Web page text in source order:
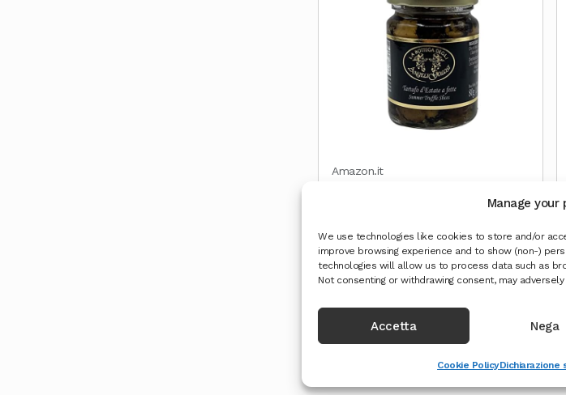
Manage your
We use technologies like cookies to store and/or
improve browsing experience and to show (non-)
technologies will allow us to process data such as
Not consenting or withdrawing consent, may
Accetta Nega
Cookie PolicyDichiarazione
Amazon.it
Acquista a
potrei ricevere una piccola commissione se
Come